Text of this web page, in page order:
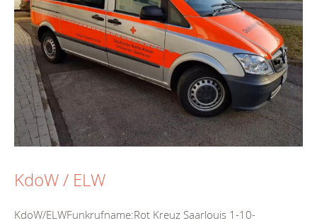
KdoW / ELW
KdoW/ELWFunkrufname:Rot Kreuz Saarlouis 1-10-